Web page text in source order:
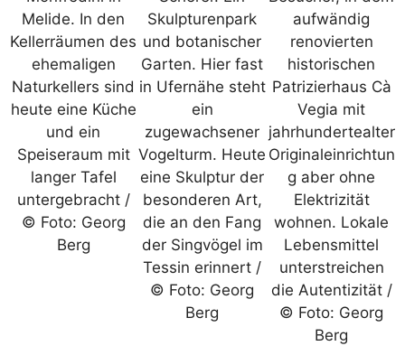
Melide. In den
Kellerräumen des
ehemaligen
Naturkellers sind
heute eine Küche
und ein
Speiseraum mit
langer Tafel
untergebracht /
© Foto: Georg
Berg
Skulpturenpark
und botanischer
Garten. Hier fast
in Ufernähe steht
ein
zugewachsener
Vogelturm. Heute
eine Skulptur der
besonderen Art,
die an den Fang
der Singvögel im
Tessin erinnert /
© Foto: Georg
Berg
aufwändig
renovierten
historischen
Patrizierhaus Cà
Vegia mit
jahrhundertealter
Originaleinrichtun
g aber ohne
Elektrizität
wohnen. Lokale
Lebensmittel
unterstreichen
die Autentizität /
© Foto: Georg
Berg